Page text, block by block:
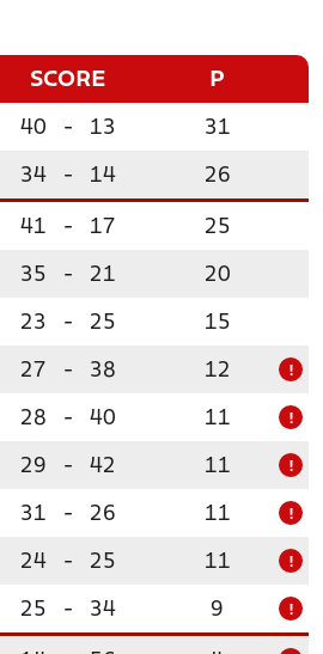
SCORE P
40 - 13 31
34 - 14 26
41 - 17 25
35 - 21 20
23 - 25 15
27 - 38 12 !
28 - 40 11 !
29 - 42 11 !
31 - 26 11 !
24 - 25 11 !
25 - 34 9 !